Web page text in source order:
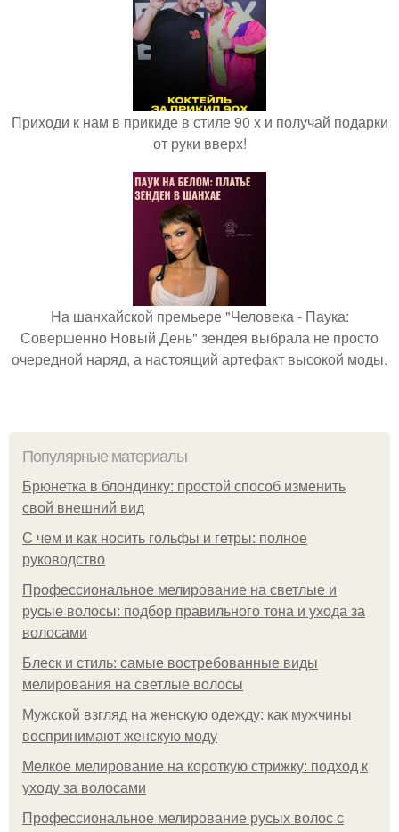
Приходи к нам в прикиде в стиле 90 х и получай подарки
от руки вверх!
На шанхайской премьере "Человека - Паука:
Совершенно Новый День" зендея выбрала не просто
очередной наряд, а настоящий артефакт высокой моды.
Популярные материалы
Брюнетка в блондинку: простой способ изменить
свой внешний вид
С чем и как носить гольфы и гетры: полное
руководство
Профессиональное мелирование на светлые и
русые волосы: подбор правильного тона и ухода за
волосами
Блеск и стиль: самые востребованные виды
мелирования на светлые волосы
Мужской взгляд на женскую одежду: как мужчины
воспринимают женскую моду
Мелкое мелирование на короткую стрижку: подход к
уходу за волосами
Профессиональное мелирование русых волос с